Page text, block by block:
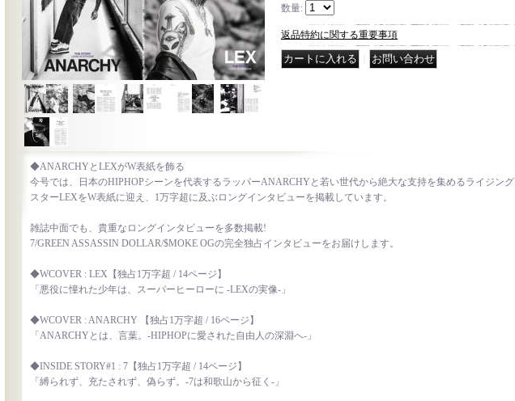
数量:
返品特約に関する重要事項
◆ANARCHYとLEXがW表紙を飾る
今号では、日本のHIPHOPシーンを代表するラッパーANARCHYと若い世代から絶大な支持を集めるライジング
スターLEXをW表紙に迎え、1万字超に及ぶロングインタビューを掲載しています。
雑誌中面でも、貴重なロングインタビューを多数掲載!
7/GREEN ASSASSIN DOLLAR/$MOKE OGの完全独占インタビューをお届けします。
◆WCOVER : LEX【独占1万字超 / 14ページ】
「悪役に憧れた少年は、スーパーヒーローに -LEXの実像-」
◆WCOVER : ANARCHY 【独占1万字超 / 16ページ】
「ANARCHYとは、言葉。-HIPHOPに愛された自由人の深淵へ-」
◆INSIDE STORY#1 : 7【独占1万字超 / 14ページ】
「縛られず、充たされず、偽らず。-7は和歌山から征く-」